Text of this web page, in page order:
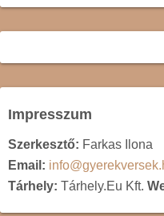
Impresszum
Szerkesztő: Farkas Ilona
Email:
Tárhely: Tárhely.Eu Kft.